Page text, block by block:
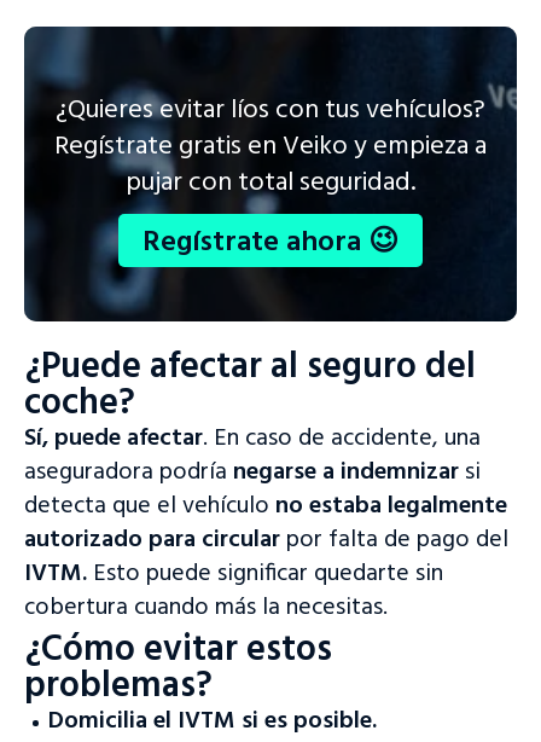
¿Quieres evitar líos con tus vehículos?
Regístrate gratis en Veiko y empieza a
pujar con total seguridad.
Regístrate ahora 😉
¿Puede afectar al seguro del
coche?
Sí, puede afectar. En caso de accidente, una
aseguradora podría negarse a indemnizarsi
detecta que el vehículo no estaba legalmente
autorizado para circularpor falta de pago del
IVTM. Esto puede significar quedarte sin
cobertura cuando más la necesitas.
¿Cómo evitar estos
problemas?
Domicilia el IVTM si es posible.